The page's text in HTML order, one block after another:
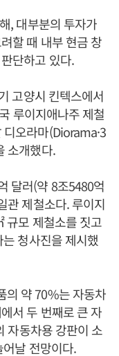
, 대부분의 투자가
할 때 내부 현금 창
단하고 있다.
고양시 킨텍스에서
루이지애나주 제철
오라마(Diorama·3
소개했다.
달러(약 8조5480억
관 제철소다. 루이지
규모 제철소를 짓고
청사진을 제시했
의 약 70%는 자동차
서 두 번째로 큰 자
자동차용 강판이 소
날 전망이다.